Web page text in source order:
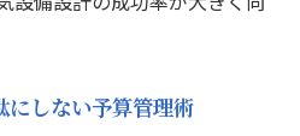
にしない予算管理術